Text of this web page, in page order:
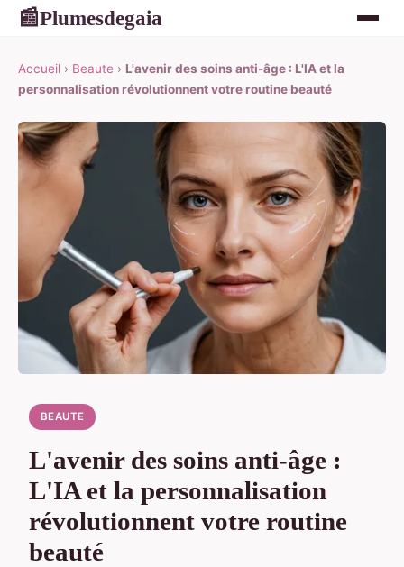
📰Plumesdegaia
Accueil › Beaute › L'avenir des soins anti-âge : L'IA et la
personnalisation révolutionnent votre routine beauté
BEAUTE
L'avenir des soins anti-âge :
L'IA et la personnalisation
révolutionnent votre routine
beauté